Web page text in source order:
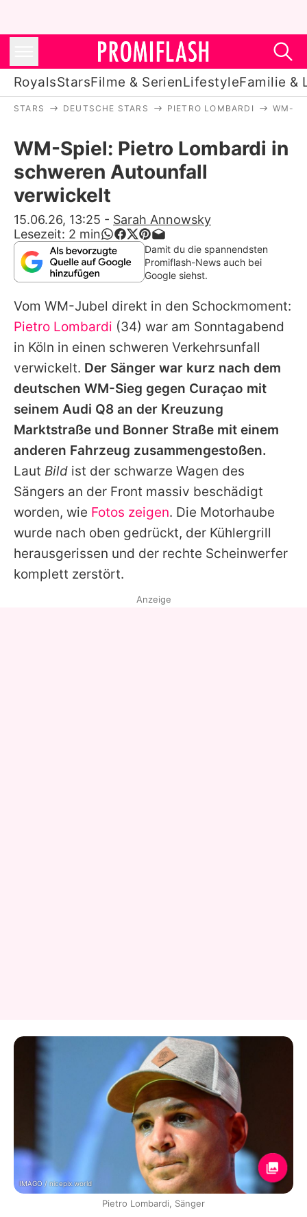
RoyalsStarsFilme & SerienLifestyleFamilie &
Stars
Filme & Serien
Lifestyle
Familie & Liebe
Promiflash Exklusiv
Alle Themen auf Promiflash
Jobs
App runterladen
Team
Redaktionelle Richtlinien
Impressum
Datenschutzerklärung
Nutzungsbedingungen
Utiq verwalten
STARS DEUTSCHE STARS PIETRO LOMBARDI WM-
WM-Spiel: Pietro Lombardi in
schweren Autounfall
verwickelt
15.06.26, 13:25 - Sarah Annowsky
Lesezeit: 2 min
Damit du die spannendsten
Promiflash-News auch bei
Google siehst.
Vom WM-Jubel direkt in den Schockmoment:
Pietro Lombardi (34) war am Sonntagabend
in Köln in einen schweren Verkehrsunfall
verwickelt. Der Sänger war kurz nach dem
deutschen WM-Sieg gegen Curaçao mit
seinem Audi Q8 an der Kreuzung
Marktstraße und Bonner Straße mit einem
anderen Fahrzeug zusammengestoßen.
Laut Bild ist der schwarze Wagen des
Sängers an der Front massiv beschädigt
worden, wie Fotos zeigen. Die Motorhaube
wurde nach oben gedrückt, der Kühlergrill
herausgerissen und der rechte Scheinwerfer
komplett zerstört.
Anzeige
IMAGO / nicepix.world
Pietro Lombardi, Sänger